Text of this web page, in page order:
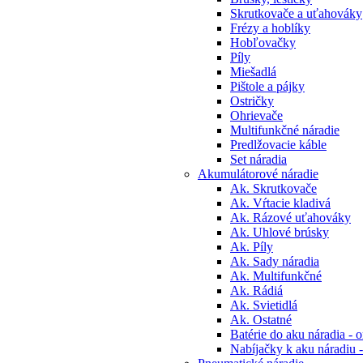
Skrutkovače a uťahováky
Frézy a hoblíky
Hobľovačky
Píly
Miešadlá
Pištole a pájky
Ostričky
Ohrievače
Multifunkčné náradie
Predlžovacie káble
Set náradia
Akumulátorové náradie
Ak. Skrutkovače
Ak. Vŕtacie kladivá
Ak. Rázové uťahováky
Ak. Uhlové brúsky
Ak. Píly
Ak. Sady náradia
Ak. Multifunkčné
Ak. Rádiá
Ak. Svietidlá
Ak. Ostatné
Batérie do aku náradia -
Nabíjačky k aku náradiu